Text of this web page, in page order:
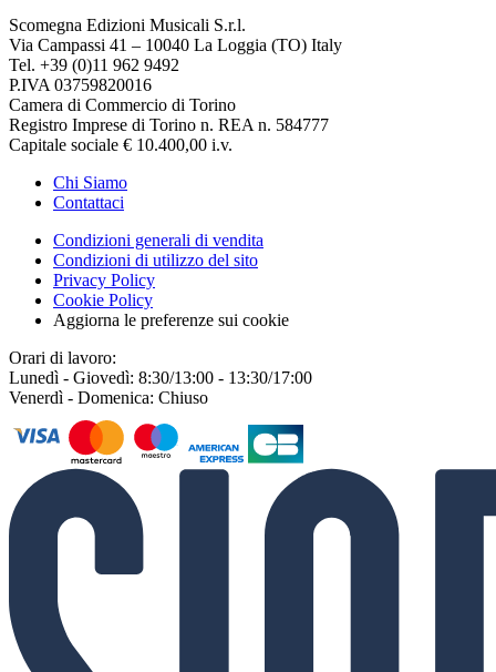
Scomegna Edizioni Musicali S.r.l.
Via Campassi 41 – 10040 La Loggia (TO) Italy
Tel. +39 (0)11 962 9492
P.IVA 03759820016
Camera di Commercio di Torino
Registro Imprese di Torino n. REA n. 584777
Capitale sociale € 10.400,00 i.v.
Chi Siamo
Contattaci
Condizioni generali di vendita
Condizioni di utilizzo del sito
Privacy Policy
Cookie Policy
Aggiorna le preferenze sui cookie
Orari di lavoro:
Lunedì - Giovedì: 8:30/13:00 - 13:30/17:00
Venerdì - Domenica: Chiuso